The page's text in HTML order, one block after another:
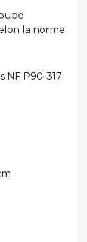
la norme
NF P90-317